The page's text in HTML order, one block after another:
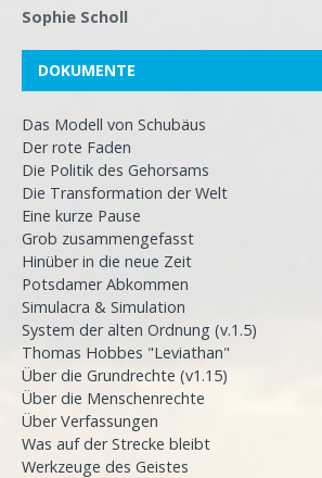
Sophie Scholl
DOKUMENTE
Das Modell von Schubäus
Der rote Faden
Die Politik des Gehorsams
Die Transformation der Welt
Eine kurze Pause
Grob zusammengefasst
Hinüber in die neue Zeit
Potsdamer Abkommen
Simulacra & Simulation
System der alten Ordnung (v.1.5)
Thomas Hobbes "Leviathan"
Über die Grundrechte (v1.15)
Über die Menschenrechte
Über Verfassungen
Was auf der Strecke bleibt
Werkzeuge des Geistes